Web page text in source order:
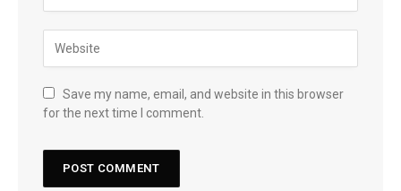
Save my name, email, and website in this browser
for the next time I comment.